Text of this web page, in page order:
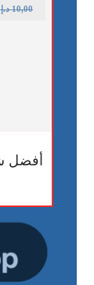
أفضل
10,00 د.إ